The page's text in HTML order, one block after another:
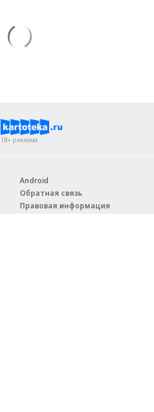
18+ реклама
Android
Обратная связь
Правовая информация